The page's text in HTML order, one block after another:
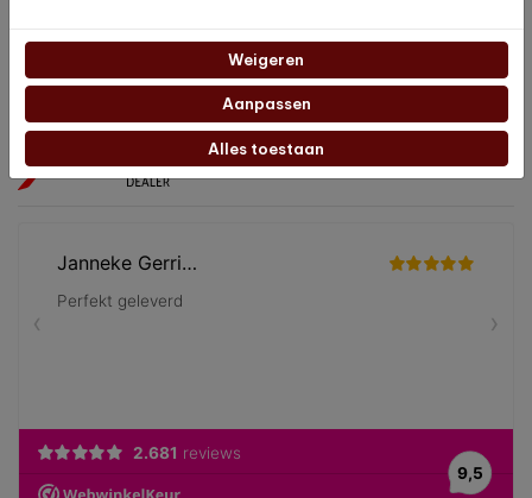
Volg ons op social media en blijf op de hoogte van de laatste
nieuwtjes en updates!
Weigeren
Aanpassen
Alles toestaan